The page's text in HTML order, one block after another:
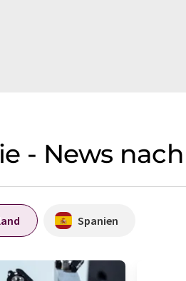
- News
Spanien